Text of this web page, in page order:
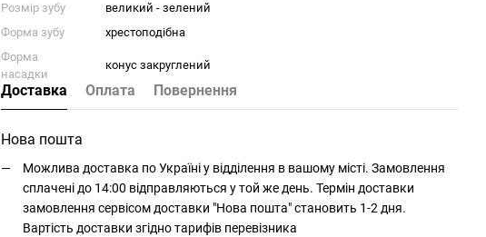
Розмір зубу
великий - зелений
Форма зубу
хрестоподібна
Форма
насадки
конус закруглений
Доставка Оплата Повернення
Нова пошта
Можлива доставка по Україні у відділення в вашому місті. Замовлення
сплачені до 14:00 відправляються у той же день. Термін доставки
замовлення сервісом доставки "Нова пошта" становить 1-2 дня.
Вартість доставки згідно тарифів перевізника